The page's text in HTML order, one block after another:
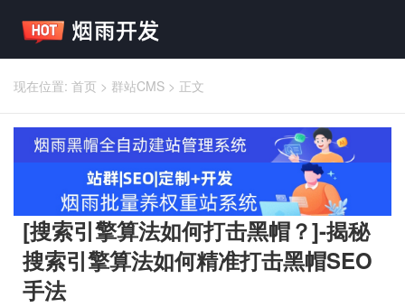
现在位置: 首页 > 群站CMS > 正文
[搜索引擎算法如何打击黑帽？]-揭秘
搜索引擎算法如何精准打击黑帽SEO
手法